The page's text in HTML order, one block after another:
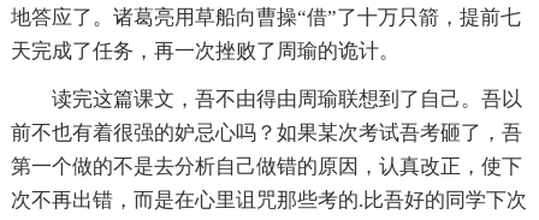
地答应了。诸葛亮用草船向曹操“借”了十万只箭，提前七
天完成了任务，再一次挫败了周瑜的诡计。
读完这篇课文，吾不由得由周瑜联想到了自己。吾以
前不也有着很强的妒忌心吗？如果某次考试吾考砸了，吾
第一个做的不是去分析自己做错的原因，认真改正，使下
次不再出错，而是在心里诅咒那些考的.比吾好的同学下次